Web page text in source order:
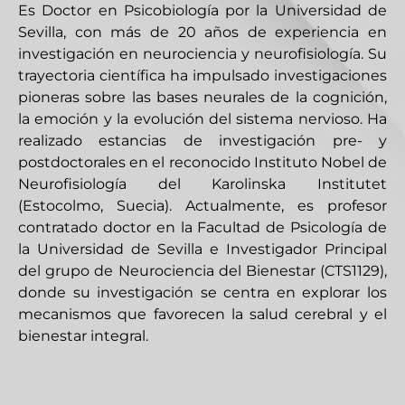
Es Doctor en Psicobiología por la Universidad de
Sevilla, con más de 20 años de experiencia en
investigación en neurociencia y neurofisiología. Su
trayectoria científica ha impulsado investigaciones
pioneras sobre las bases neurales de la cognición,
la emoción y la evolución del sistema nervioso. Ha
realizado estancias de investigación pre- y
postdoctorales en el reconocido Instituto Nobel de
Neurofisiología del Karolinska Institutet
(Estocolmo, Suecia). Actualmente, es profesor
contratado doctor en la Facultad de Psicología de
la Universidad de Sevilla e Investigador Principal
del grupo de Neurociencia del Bienestar (CTS1129),
donde su investigación se centra en explorar los
mecanismos que favorecen la salud cerebral y el
bienestar integral.